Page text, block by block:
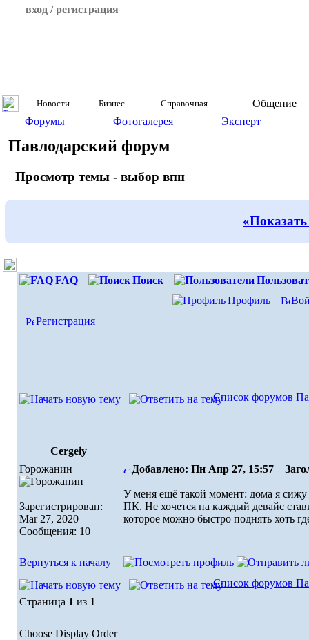
вход / регистрация
Новости Бизнес Справочная
Общение
Форумы
Фотогалерея Эксперт
Павлодарский форум
Просмотр темы - выбор впн
FAQ Поиск
Профиль
Регистрация
Список форумов
Cergeiy
Горожанин
Зарегистрирован:
Mar 27, 2020
Сообщения: 10
Добавлено: Пн Апр 27, 15:57
У меня ещё такой момент: дома я сижу
ПК. Не хочется на каждый девайс
которое можно быстро поднять хоть
Вернуться к началу
Список форумов
Страница 1 из 1
Choose Display Order